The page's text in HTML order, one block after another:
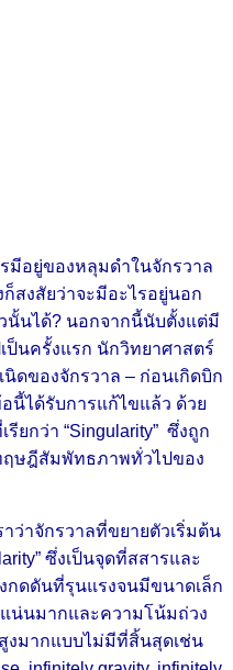
มีอยู่ของหลุมดำในจักรวาล
ก็สงสัยว่าจะมีอะไรอยู่นอก
นั้นได้? นอกจากนี้นับตั้งแต่มี
นครั้งแรก นักวิทยาศาสตร์
ดของจักรวาล – ก่อนเกิดบิก
นี้ได้รับการแก้ไขแล้ว ด้วย
ยกว่า “Singularity” ซึ่งถูก
ฤษฎีสัมพัทธภาพทั่วไปของ
ว่าจักรวาลที่ขยายตัวเริ่มต้น
ซึ่งเป็นจุดที่สสารและ
ดดันที่รุนแรงจนมีขนาดเล็ก
น่นมากและความโน้มถ่วง
มากแบบไม่มีที่สิ้นสุดเช่น